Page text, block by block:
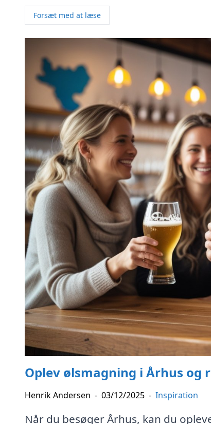
Forsæt med at læse
Oplev ølsmagning i Århus og
Henrik Andersen - 03/12/2025 - Inspiration
Når du besøger Århus, kan du